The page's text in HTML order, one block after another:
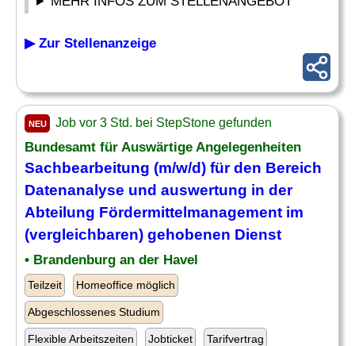
▶ Zur Stellenanzeige
NEU Job vor 3 Std. bei StepStone gefunden
Bundesamt für Auswärtige Angelegenheiten
Sachbearbeitung (m/w/d) für den Bereich
Datenanalyse und auswertung in der
Abteilung Fördermittelmanagement im
(vergleichbaren) gehobenen Dienst
• Brandenburg an der Havel
Teilzeit Homeoffice möglich
Abgeschlossenes Studium
Flexible Arbeitszeiten Jobticket Tarifvertrag